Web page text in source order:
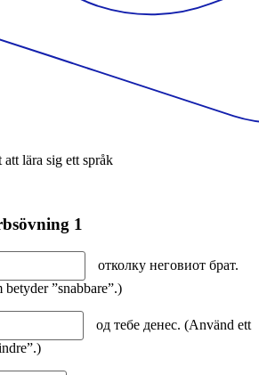
lära sig ett språk
1
отколку неговиот брат.
”snabbare”.)
од тебе денес. (Använd ett